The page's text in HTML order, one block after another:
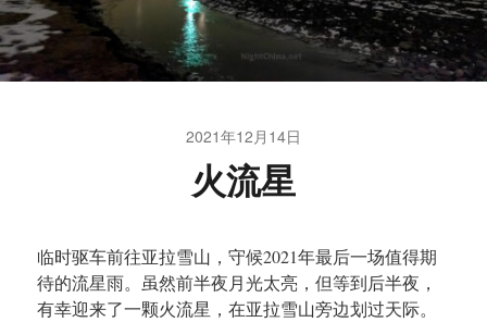
2021年12月14日
火流星
临时驱车前往亚拉雪山，守候2021年最后一场值得期
待的流星雨。虽然前半夜月光太亮，但等到后半夜，
有幸迎来了一颗火流星， 在亚拉雪山旁边划过天际。